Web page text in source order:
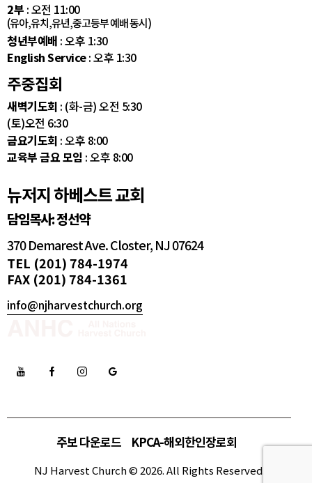
2부 : 오전 11:00
(유아,유치,유년,중고등부 예배 동시)
청년부예배 : 오후 1:30
English Service: 오후 1:30
주중집회
새벽기도회 : (화-금) 오전 5:30
(토)오전 6:30
금요기도회 : 오후 8:00
교육부 금요 모임 : 오후 8:00
뉴저지 하베스트 교회
담임목사: 정선약
370 Demarest Ave. Closter, NJ 07624
TEL (201) 784-1974
FAX (201) 784-1361
info@njharvestchurch.org
주보 다운로드 KPCA-해외한인장로회
NJ Harvest Church © 2026. All Rights Reserved.